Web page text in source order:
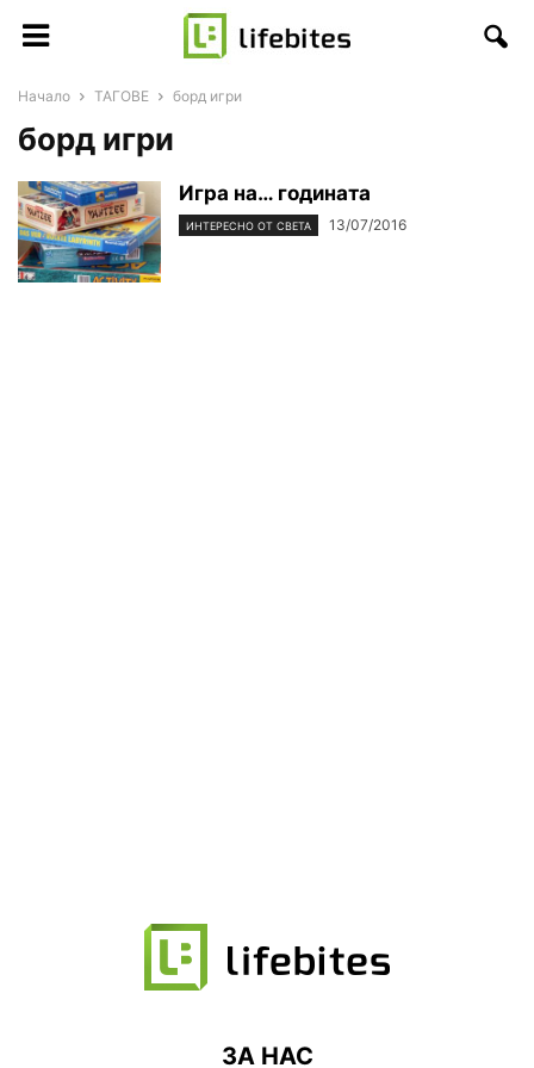
Начало ТАГОВЕ борд игри
борд игри
Игра на… годината
ИНТЕРЕСНО ОТ СВЕТА 13/07/2016
ЗА НАС